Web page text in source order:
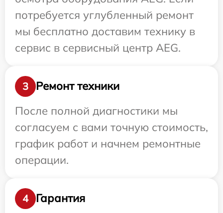
потребуется углубленный ремонт
мы бесплатно доставим технику в
сервис в сервисный центр AEG.
3
Ремонт техники
После полной диагностики мы
согласуем с вами точную стоимость,
график работ и начнем ремонтные
операции.
4
Гарантия